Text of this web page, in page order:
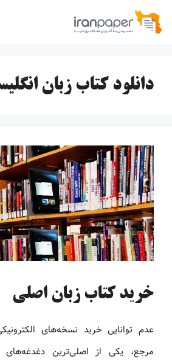
پرش
دانلود کتاب زبان
خرید کتاب زبان اصلی
عدم توانایی خرید نسخه‌های
مرجع، یکی از اصلی‌ترین دغدغه‌های